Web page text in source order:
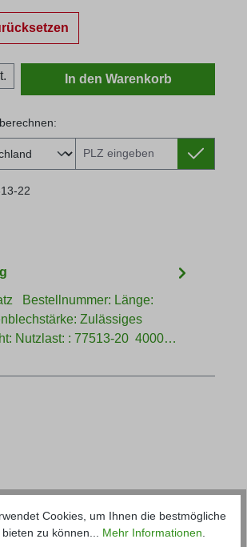
Gib den gewünschten
In den Warenkorb
22
Bestellnummer: Länge:
Zulässiges
Nutzlast: : 77513-20 4000…
überspringen
sich ebenfalls
Cookies, um Ihnen die bestmögliche
zu können... Mehr Informationen.